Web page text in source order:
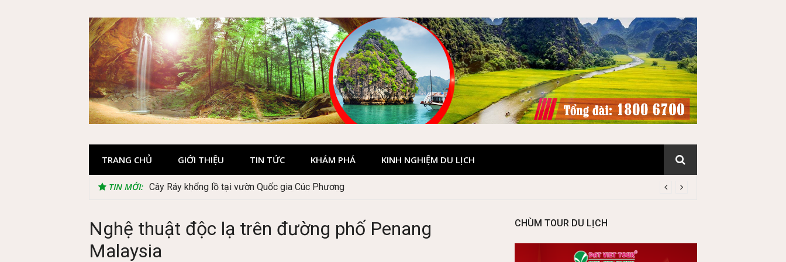
TRANG CHỦ GIỚI THIỆU TIN TỨC KHÁM PHÁ KINH NGHIỆM DU LỊCH
TIN MỚI: Cây Ráy khổng lồ tại vườn Quốc gia Cúc Phương
Nghệ thuật độc lạ trên đường phố Penang
Malaysia
CHÙM TOUR DU LỊCH